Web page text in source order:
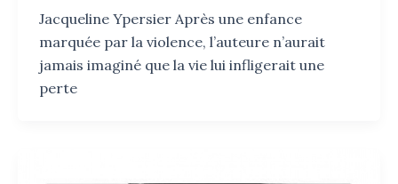
Jacqueline Ypersier Après une enfance
marquée par la violence, l’auteure n’aurait
jamais imaginé que la vie lui infligerait une
perte